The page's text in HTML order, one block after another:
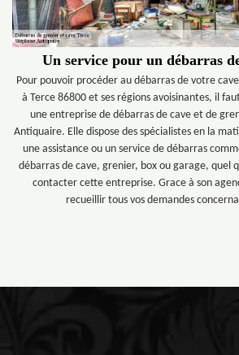
Un service pour un débarras
Pour pouvoir procéder au débarras de votre
à Terce 86800 et ses régions avoisinantes, il
une entreprise de débarras de cave et de
Antiquaire. Elle dispose des spécialistes en la
une assistance ou un service de débarras
débarras de cave, grenier, box ou garage, quel
contacter cette entreprise. Grace à son
recueillir tous vos demandes